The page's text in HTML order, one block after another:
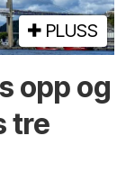
PLUSS
opp og
tre